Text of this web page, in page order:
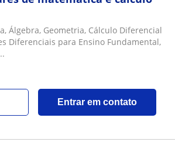
Álgebra, Geometria, Cálculo Diferencial
Diferenciais para Ensino Fundamental,
Entrar em contato